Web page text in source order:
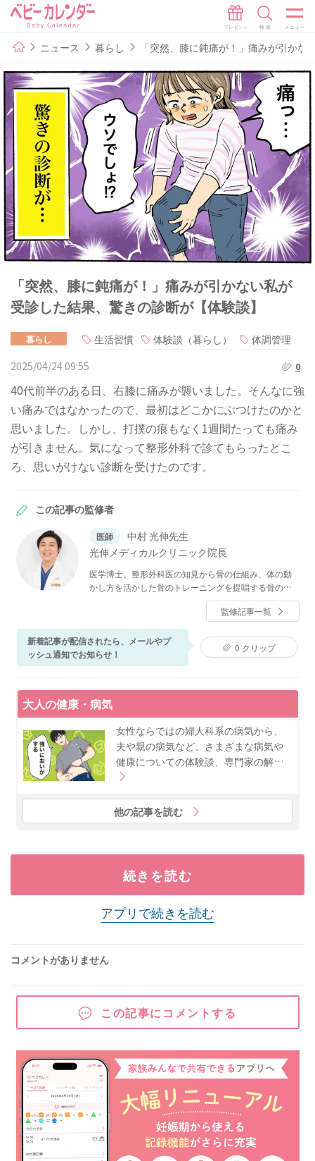
ニュース 暮らし 「突然、膝に鈍痛が！」痛みが引か
「突然、膝に鈍痛が！」痛みが引かない私が
受診した結果、驚きの診断が【体験談】
暮らし 生活習慣 体験談（暮らし）
体調管理
2025/04/24 09:55
0
40代前半のある日、右膝に痛みが襲いました。そんなに強
い痛みではなかったので、最初はどこかにぶつけたのかと
思いました。しかし、打撲の痕もなく1週間たっても痛み
が引きません。気になって整形外科で診てもらったとこ
ろ、思いがけない診断を受けたのです。
この記事の監修者
医師
中村 光伸先生
光伸メディカルクリニック院長
医学博士。整形外科医の知見から骨の仕組み、体の動
かし方を活かした骨のトレーニングを提唱する骨の専
門医。骨の強化と全身の機能回復を両立する「骨たた
き」を考案。若々しい体を取り戻す「リバースエイジ
ング」の専門家としてメディアにも多数出演。著書に
『医者が考案した骨粗しょう症を防ぐ1分間骨たたき』
（アスコム）。
監修記事一覧
新着記事が配信されたら、メールやプ
ッシュ通知でお知らせ！
0 クリップ
大人の健康・病気
女性ならではの婦人科系の病気から、
夫や親の病気など、さまざまな病気や
健康についての体験談、専門家の解…
他の記事を読む
続きを読む
アプリで続きを読む
コメントがありません
この記事にコメントする